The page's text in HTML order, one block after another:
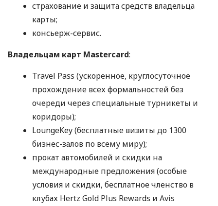
страхование и защита средств владельца
карты;
консьерж-сервис.
Владельцам карт Mastercard:
Travel Pass (ускоренное, круглосуточное
прохождение всех формальностей без
очереди через специальные турникеты и
коридоры);
LoungeKey (бесплатные визиты до 1300
бизнес-залов по всему миру);
прокат автомобилей и скидки на
международные предложения (особые
условия и скидки, бесплатное членство в
клубах Hertz Gold Plus Rewards и Avis